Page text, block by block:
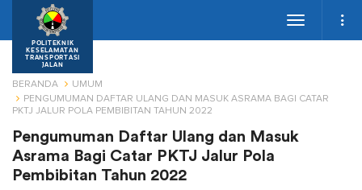
POLITEKNIK
KESELAMATAN
TRANSPORTASI
JALAN
Toggle
BERANDA
UMUM
PENGUMUMAN DAFTAR ULANG DAN MASUK ASRAMA BAGI CATAR
PKTJ JALUR POLA PEMBIBITAN TAHUN 2022
Pengumuman Daftar Ulang dan Masuk
Asrama Bagi Catar PKTJ Jalur Pola
Pembibitan Tahun 2022